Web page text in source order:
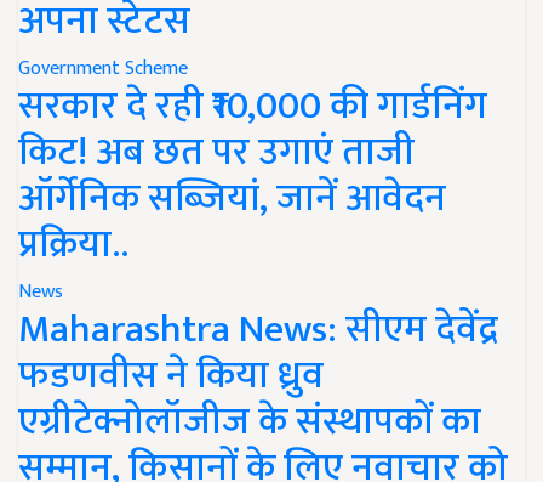
अपना स्टेटस
Government Scheme
सरकार दे रही ₹10,000 की गार्डनिंग
किट! अब छत पर उगाएं ताजी
ऑर्गेनिक सब्जियां, जानें आवेदन
प्रक्रिया..
News
Maharashtra News: सीएम देवेंद्र
फडणवीस ने किया ध्रुव
एग्रीटेक्नोलॉजीज के संस्थापकों का
सम्मान, किसानों के लिए नवाचार को